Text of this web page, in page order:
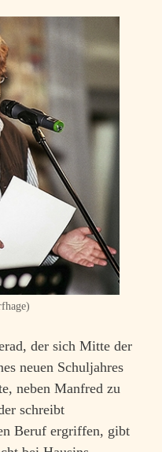
der sich Mitte der
neuen Schuljahres
neben Manfred zu
schreibt
Beruf ergriffen, gibt